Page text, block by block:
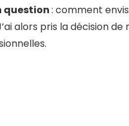
question: comment
alors pris la décision